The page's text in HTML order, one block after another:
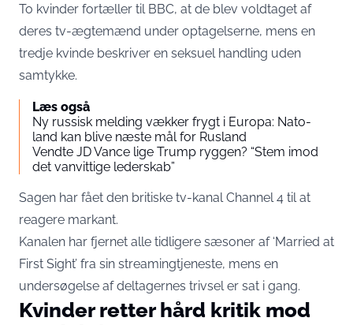
To kvinder fortæller til BBC, at de blev voldtaget af
deres tv-ægtemænd under optagelserne, mens en
tredje kvinde beskriver en seksuel handling uden
samtykke.
Læs også
Ny russisk melding vækker frygt i Europa: Nato-
land kan blive næste mål for Rusland
Vendte JD Vance lige Trump ryggen? “Stem imod
det vanvittige lederskab”
Sagen har fået den britiske tv-kanal Channel 4 til at
reagere markant.
Kanalen har fjernet alle tidligere sæsoner af ‘Married at
First Sight’ fra sin streamingtjeneste, mens en
undersøgelse af deltagernes trivsel er sat i gang.
Kvinder retter hård kritik mod